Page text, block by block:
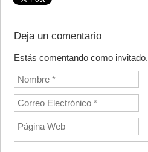
Deja un comentario
Estás comentando como invitado.